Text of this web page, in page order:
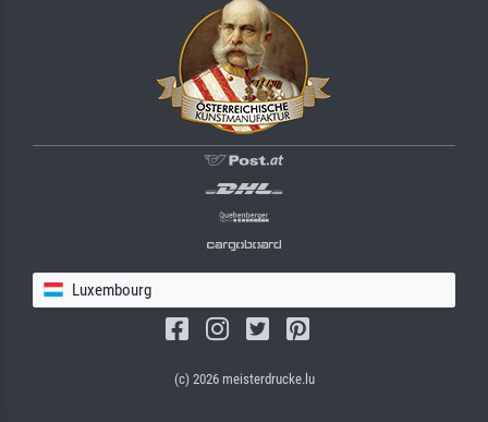
Luxembourg
(c) 2026 meisterdrucke.lu